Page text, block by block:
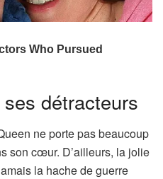
détracteurs
ne porte pas beaucoup
son cœur. D’ailleurs, la jolie
la hache de guerre